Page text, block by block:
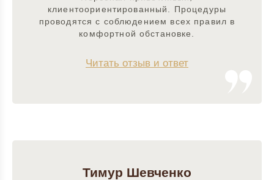
клиентоориентированный. Процедуры
проводятся с соблюдением всех правил в
комфортной обстановке.
Читать отзыв и ответ
Тимур Шевченко